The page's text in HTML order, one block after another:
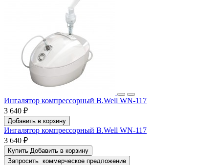
Ингалятор компрессорный B.Well WN-117
3 640 ₽
Добавить в корзину
Ингалятор компрессорный B.Well WN-117
3 640 ₽
Купить Добавить в корзину
Запросить коммерческое предложение